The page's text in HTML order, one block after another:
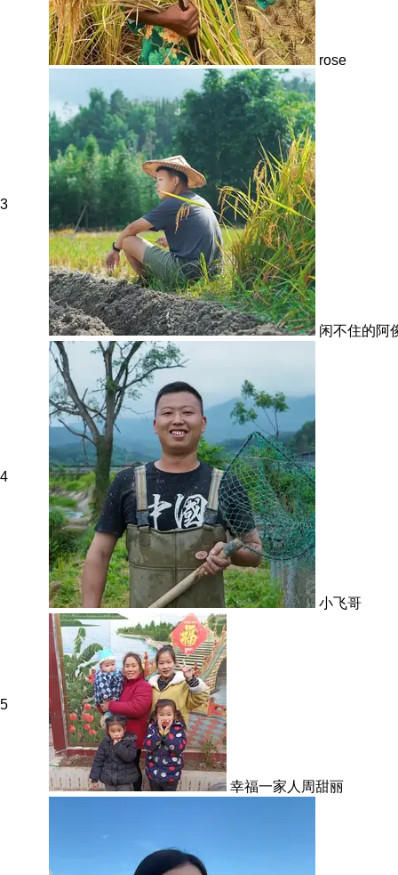
rose
3
闲不住的阿
4
小飞哥
5
幸福一家人周甜丽